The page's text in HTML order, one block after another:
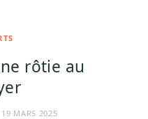
rôtie au
19 MARS 2025